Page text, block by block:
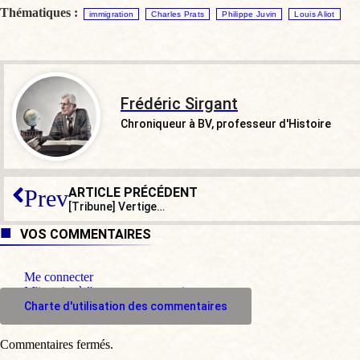
Thématiques : immigration Charles Prats Philippe Juvin Louis Aliot
Frédéric Sirgant
Chroniqueur à BV, professeur d'Histoire
PrevARTICLE PRÉCÉDENT
[Tribune] Vertige…
VOS COMMENTAIRES
Me connecter
M'inscrire à l'espace commentaire
Charte d'utilisation des commentaires
Commentaires fermés.